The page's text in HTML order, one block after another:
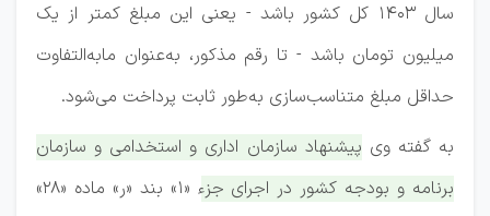
سال ۱۴۰۳ کل کشور باشد - یعنی این مبلغ کمتر از یک
میلیون تومان باشد - تا رقم مذکور، به‌عنوان مابه‌التفاوت
حداقل مبلغ متناسب‌سازی به‌طور ثابت پرداخت می‌شود.
به گفته وی پیشنهاد سازمان اداری و استخدامی و سازمان
برنامه و بودجه کشور در اجرای جزء «۱» بند «ر» ماده «۲۸»